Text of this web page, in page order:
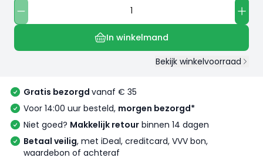
In winkelmand
Bekijk winkelvoorraad
Gratis bezorgd vanaf € 35
Voor 14:00 uur besteld, morgen bezorgd*
Niet goed? Makkelijk retour binnen 14 dagen
Betaal veilig, met iDeal, creditcard, VVV bon,
waardebon of achteraf